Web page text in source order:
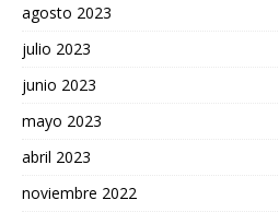
agosto 2023
julio 2023
junio 2023
mayo 2023
abril 2023
noviembre 2022